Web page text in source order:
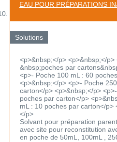
EAU POUR PRÉPARATIONS
Solutions
<p>&nbsp;</p> <p>&nbsp;</
&nbsp;poches par
<p>- Poche 100 mL : 60
<p>&nbsp;</p> <p>- Poche
carton</p> <p>&nbsp;</p>
poches par carton</p>
mL : 10 poches par carton</p>
</p>
Solvant pour préparation
avec site pour reconstitution
en poche de 50mL, 100mL ,